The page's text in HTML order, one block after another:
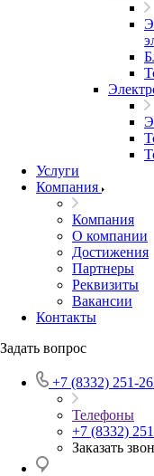
Услуги
Компания
Компания
О компании
Достижения
Партнеры
Реквизиты
Вакансии
Контакты
Задать вопрос
+7 (8332) 251-
Телефоны
+7 (8332)
Заказать